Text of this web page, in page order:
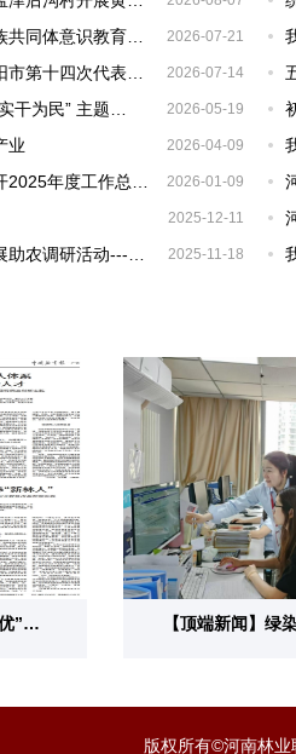
2026-07-21
共同体意识教育…
2026-07-14
市第十四次代表…
2026-05-19
干为民” 主题…
2026-04-09
业
2026-01-09
2025年度工作总…
2025-12-11
2025-11-18
助农调研活动---…
优”… 【顶端新闻】绿
版权所有©河南林